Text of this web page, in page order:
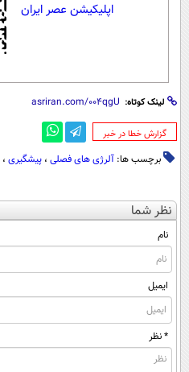
اپلیکیشن عصر ایران
لینک کوتاه:
‌گزارش خطا در خبر
برچسب ها: آلرژی های فصلی ، پیشگیری ،
نظر شما
نام
ایمیل
* نظر